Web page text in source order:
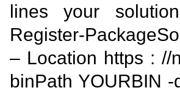
lines your
Register-
– Location https : //
binPath YOURBIN